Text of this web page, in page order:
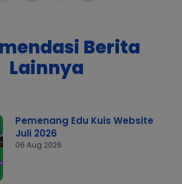
Berita
Lainnya
Pemenang Edu Kuis Website
Juli 2026
06 Aug 2026